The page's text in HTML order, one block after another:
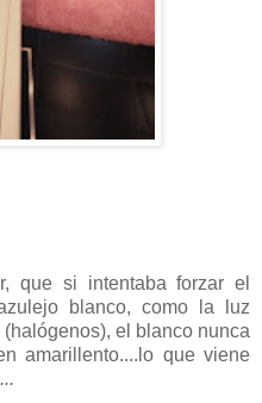
que si intentaba forzar el
blanco, como la luz
el blanco nunca
amarillento....lo que viene